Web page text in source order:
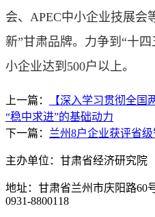
会、APEC中小企业技展会
新”甘肃品牌。力争到“十
小企业达到500户以上。
上一篇：
【深入学习贯彻全国
“稳中求进”的基础动力
下一篇： 兰州8户企业获评省
主办单位：甘肃省经济研究院
地址：甘肃省兰州市庆阳路60
0931-8800118